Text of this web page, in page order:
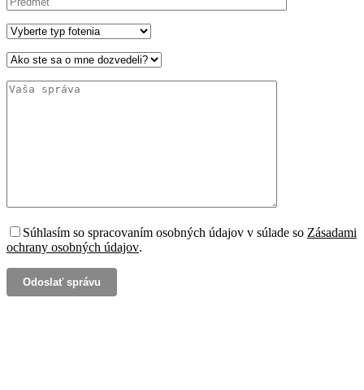
Súhlasím so spracovaním osobných údajov v súlade so Zásadami
ochrany osobných údajov.